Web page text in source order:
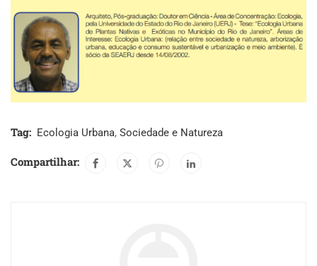
Tag: Ecologia Urbana, Sociedade e Natureza
Compartilhar: